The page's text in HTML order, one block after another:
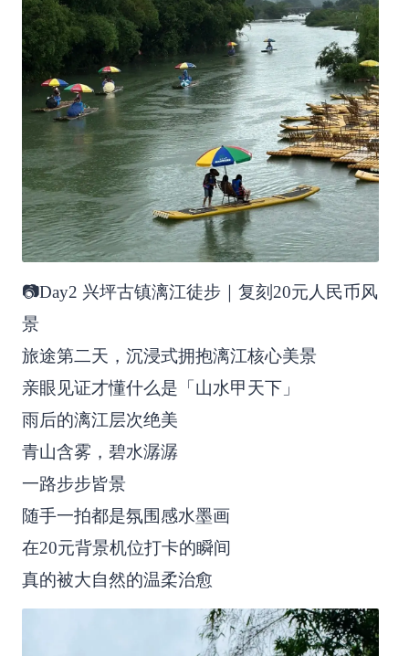
📷Day2 兴坪古镇漓江徒步｜复刻20元人民币风
景
旅途第二天，沉浸式拥抱漓江核心美景
亲眼见证才懂什么是「山水甲天下」
雨后的漓江层次绝美
青山含雾，碧水潺潺
一路步步皆景
随手一拍都是氛围感水墨画
在20元背景机位打卡的瞬间
真的被大自然的温柔治愈